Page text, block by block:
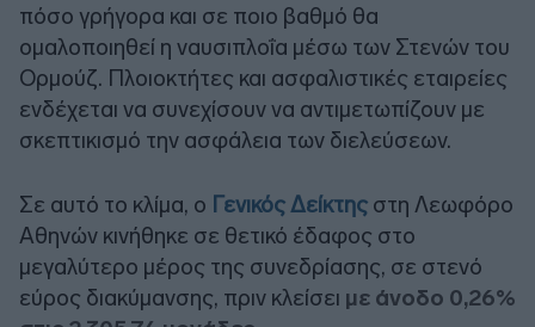
πόσο γρήγορα και σε ποιο βαθμό θα
ομαλοποιηθεί η ναυσιπλοΐα μέσω των Στενών του
Ορμούζ. Πλοιοκτήτες και ασφαλιστικές εταιρείες
ενδέχεται να συνεχίσουν να αντιμετωπίζουν με
σκεπτικισμό την ασφάλεια των διελεύσεων.
Σε αυτό το κλίμα, ο Γενικός Δείκτης στη Λεωφόρο
Αθηνών κινήθηκε σε θετικό έδαφος στο
μεγαλύτερο μέρος της συνεδρίασης, σε στενό
εύρος διακύμανσης, πριν κλείσει με άνοδο 0,26%